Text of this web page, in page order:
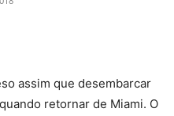
assim que desembarcar
retornar de Miami. O